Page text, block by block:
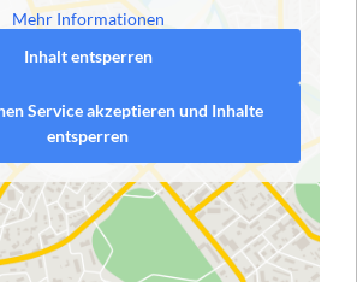
Mehr Informationen
Inhalt entsperren
Service akzeptieren und Inhalte
entsperren